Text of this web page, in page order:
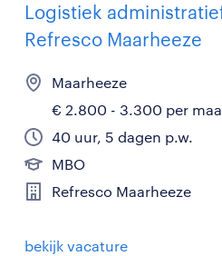
Logistiek
Refresco Maarheeze
Maarheeze
€ 2.800 - 3.300 per
40 uur, 5 dagen p.w.
MBO
Refresco Maarheeze
bekijk vacature